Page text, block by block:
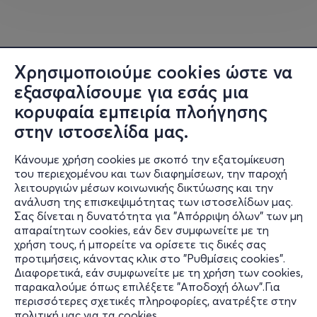
Χρησιμοποιούμε cookies ώστε να
εξασφαλίσουμε για εσάς μια
κορυφαία εμπειρία πλοήγησης
στην ιστοσελίδα μας.
Κάνουμε χρήση cookies με σκοπό την εξατομίκευση
του περιεχομένου και των διαφημίσεων, την παροχή
λειτουργιών μέσων κοινωνικής δικτύωσης και την
ανάλυση της επισκεψιμότητας των ιστοσελίδων μας.
Σας δίνεται η δυνατότητα για "Απόρριψη όλων" των μη
απαραίτητων cookies, εάν δεν συμφωνείτε με τη
χρήση τους, ή μπορείτε να ορίσετε τις δικές σας
προτιμήσεις, κάνοντας κλικ στο "Ρυθμίσεις cookies".
Διαφορετικά, εάν συμφωνείτε με τη χρήση των cookies,
παρακαλούμε όπως επιλέξετε "Αποδοχή όλων".Για
περισσότερες σχετικές πληροφορίες, ανατρέξτε στην
Goalkeeper, Legit Gaming, Mosquito και σε μοναδικό
ρόλο-έκπληξη ο Δημήτρης Χαβρές (Greek Kratos).
Τα challenges είναι πιο απαιτητικά από ποτέ —
σωματικά, πνευματικά και ομαδικά. Δεν δοκιμάζονται
μόνο οι αντοχές, αλλά και η συνεργασία.
🎟️ ΜΗ ΧΑΣΕΤΕ ΘΕΣΗ!
Οι προβολές είναιμοναδικές και περιορισμένες . Αν
θέλετε το παιδί σας να ζήσει από κοντά αυτή την
εμπειρία με τους αγαπημένους του YouTubers, κλείστε
εγκαίρως τα εισιτήρια.
Ζήστε από κοντά τη μεγαλύτερη παραγωγή YouTubers
που έγινε ποτέ!
Πληροφορίες
Υποστήριξη
Stay Connected